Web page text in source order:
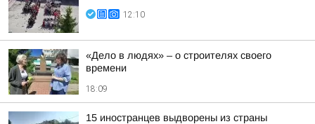
12:10
«Дело в людях» – о строителях своего
времени
18:09
15 иностранцев выдворены из страны